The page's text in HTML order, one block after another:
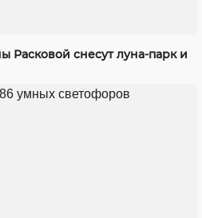
Расковой снесут луна-парк и